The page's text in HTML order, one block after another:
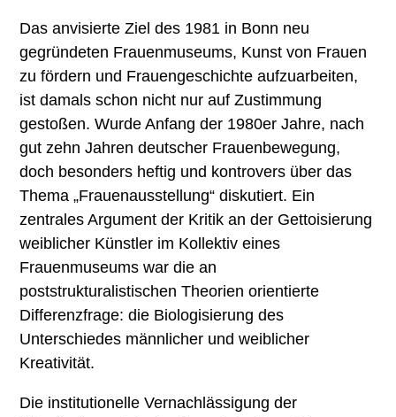
Das anvisierte Ziel des 1981 in Bonn neu
gegründeten Frauenmuseums, Kunst von Frauen
zu fördern und Frauengeschichte aufzuarbeiten,
ist damals schon nicht nur auf Zustimmung
gestoßen. Wurde Anfang der 1980er Jahre, nach
gut zehn Jahren deutscher Frauenbewegung,
doch besonders heftig und kontrovers über das
Thema „Frauenausstellung“ diskutiert. Ein
zentrales Argument der Kritik an der Gettoisierung
weiblicher Künstler im Kollektiv eines
Frauenmuseums war die an
poststrukturalistischen Theorien orientierte
Differenzfrage: die Biologisierung des
Unterschiedes männlicher und weiblicher
Kreativität.
Die institutionelle Vernachlässigung der